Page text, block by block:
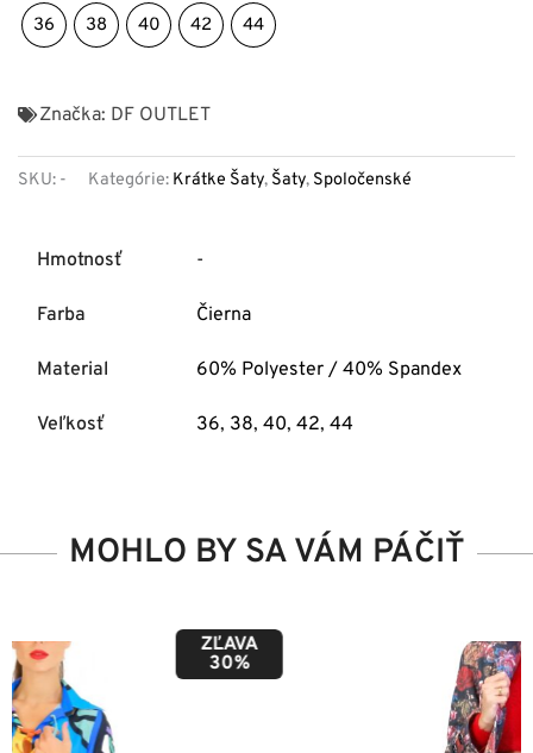
36 38 40 42 44
Značka: DF OUTLET
SKU: - Kategórie: Krátke Šaty, Šaty, Spoločenské
Hmotnosť -
Farba Čierna
Material 60% Polyester / 40% Spandex
Veľkosť 36, 38, 40, 42, 44
MOHLO BY SA VÁM PÁČIŤ
ZĽAVA
50%